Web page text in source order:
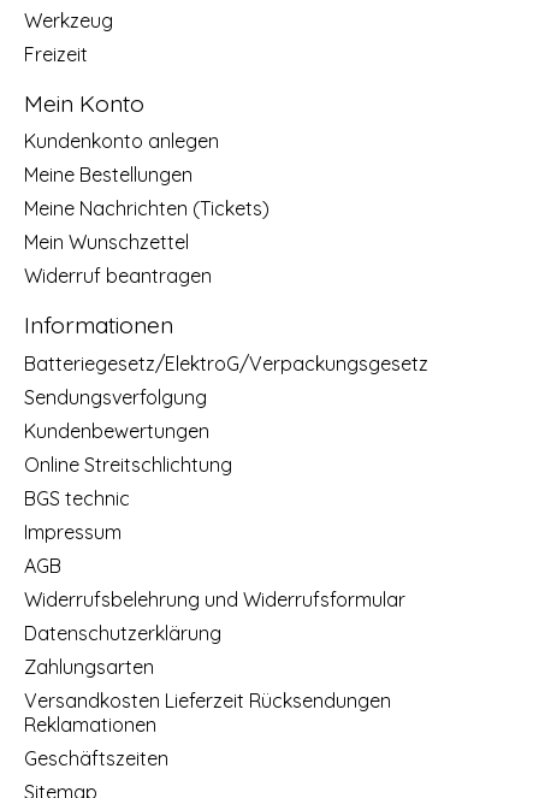
Werkzeug
Freizeit
Mein Konto
Kundenkonto anlegen
Meine Bestellungen
Meine Nachrichten (Tickets)
Mein Wunschzettel
Widerruf beantragen
Informationen
Batteriegesetz/ElektroG/Verpackungsgesetz
Sendungsverfolgung
Kundenbewertungen
Online Streitschlichtung
BGS technic
Impressum
AGB
Widerrufsbelehrung und Widerrufsformular
Datenschutzerklärung
Zahlungsarten
Versandkosten Lieferzeit Rücksendungen
Reklamationen
Geschäftszeiten
Sitemap